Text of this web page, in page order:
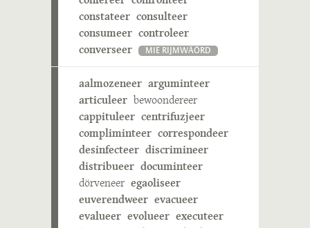
constateer consulteer
consumeer controleer
converseer
MIE RIJMWÄÖRD
aalmozeneer arguminteer
articuleer bewoondereer
cappituleer centrifuzjeer
compliminteer correspondeer
desinfecteer discrimineer
distribueer documinteer
dörveneer egaoliseer
euverendweer evacueer
evalueer evolueer executeer